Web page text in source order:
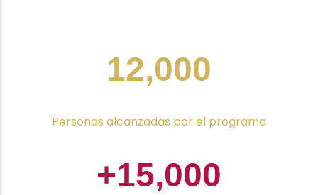
12,000
Personas alcanzadas por el programa
+15,000